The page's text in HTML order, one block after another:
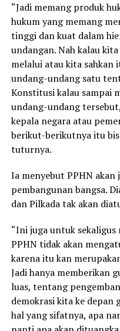
“Jadi memang produk
hukum yang memang
tinggi dan kuat dalam
undangan. Nah kalau
melalui atau kita sahkan
undang-undang satu
Konstitusi kalau sampai
undang-undang
kepala negara atau
berikut-berikutnya itu
tuturnya.
Ia menyebut PPHN
pembangunan bangsa.
dan Pilkada tak akan
“Ini juga untuk sekaligus
PPHN tidak akan
karena itu kan
Jadi hanya memberikan
luas, tentang
demokrasi kita ke depan
hal yang sifatnya, apa